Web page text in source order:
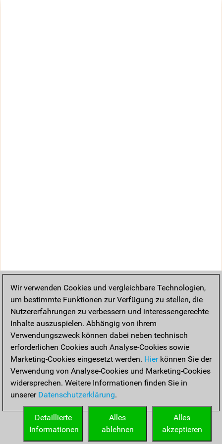
Wir verwenden Cookies und vergleichbare Technologien,
um bestimmte Funktionen zur Verfügung zu stellen, die
Nutzererfahrungen zu verbessern und interessengerechte
Inhalte auszuspielen. Abhängig von ihrem
Verwendungszweck können dabei neben technisch
erforderlichen Cookies auch Analyse-Cookies sowie
Marketing-Cookies eingesetzt werden. Hierkönnen Sie der
Verwendung von Analyse-Cookies und Marketing-Cookies
widersprechen. Weitere Informationen finden Sie in
unserer Datenschutzerklärung.
Alles
akzeptieren
Alles
ablehnen
Detaillierte
Informationen